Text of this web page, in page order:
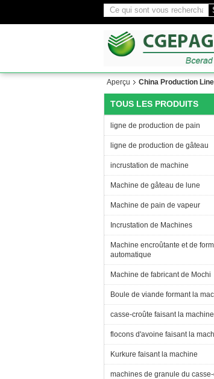
Aperçu China Production
TOUS LES PRODUITS
ligne de production de pain
ligne de production de gâteau
incrustation de machine
Machine de gâteau de lune
Machine de pain de vapeur
Incrustation de Machines
Machine encroûtante et de
automatique
Machine de fabricant de Mochi
Boule de viande formant la
casse-croûte faisant la machine
flocons d'avoine faisant la
Kurkure faisant la machine
machines de granule du